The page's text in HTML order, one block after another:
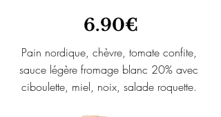
6.90€
Pain nordique, chèvre, tomate confite,
sauce légère fromage blanc 20% avec
ciboulette, miel, noix, salade roquette.